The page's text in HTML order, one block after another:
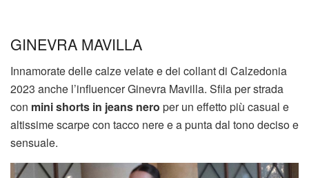
GINEVRA MAVILLA
Innamorate delle calze velate e dei collant di Calzedonia
2023 anche l’influencer Ginevra Mavilla. Sfila per strada
con mini shorts in jeans nero per un effetto più casual e
altissime scarpe con tacco nere e a punta dal tono deciso e
sensuale.